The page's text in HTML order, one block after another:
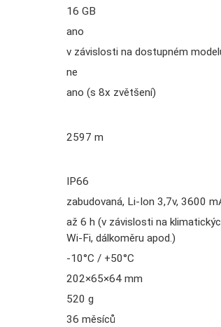
16 GB
ano
v závislosti na dostupném
ne
ano (s 8x zvětšení)
2597 m
IP66
zabudovaná, Li-Ion 3,7v, 3600
až 6 h (v závislosti na
Wi-Fi, dálkoměru apod.)
-10°C / +50°C
202×65×64 mm
520 g
36 měsíců